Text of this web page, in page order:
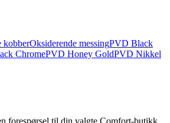
kobberOksiderende messingPVD Black
ChromePVD Honey GoldPVD Nikkel